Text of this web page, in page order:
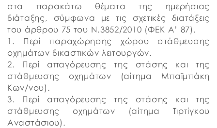
στα παρακάτω θέματα της ημερήσιας
διάταξης, σύμφωνα με τις σχετικές διατάξεις
του άρθρου 75 του Ν.3852/2010 (ΦΕΚ Α’ 87).
1. Περί παραχώρησης χώρου στάθμευσης
οχημάτων δικαστικών λειτουργών.
2. Περί απαγόρευσης της στάσης και της
στάθμευσης οχημάτων (αίτημα Μπαϊμπάκη
Κων/νου).
3. Περί απαγόρευσης της στάσης και της
στάθμευσης οχημάτων (αίτημα Τιρτίγκου
Αναστάσιου).